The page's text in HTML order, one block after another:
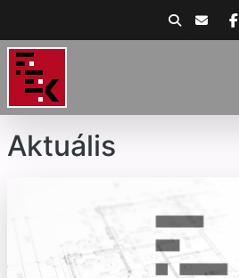
Aktuális